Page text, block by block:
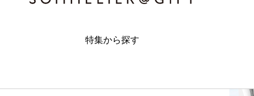
特集から探す